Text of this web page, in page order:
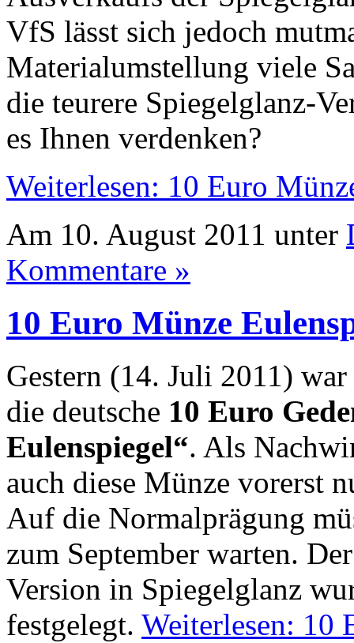
VfS lässt sich jedoch
Materialumstellung viele
die teurere Spiegelglanz-
es Ihnen verdenken?
Weiterlesen: 10 Euro
Am 10. August 2011 unter
Kommentare »
10 Euro Münze
Gestern (14. Juli 2011)
die deutsche 10 Euro
Eulenspiegel“. Als
auch diese Münze vorerst
Auf die Normalprägung
zum September warten.
Version in Spiegelglanz
festgelegt. Weiterlesen: 10